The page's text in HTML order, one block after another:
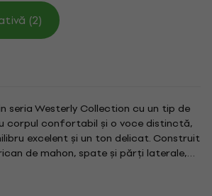
(2)
seria Westerly Collection cu un tip de
corpul confortabil și o voce distinctă,
excelent și un ton delicat. Construit
de mahon, spate și părți laterale,
de 24 "și lățimea piuliței de 3/4" pe un
de epocă fac ca...